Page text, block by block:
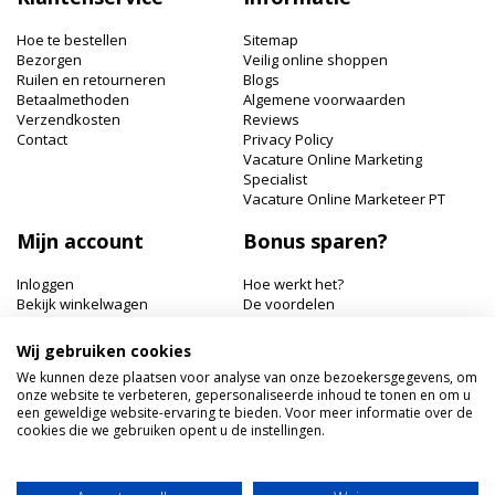
onze
Hoe te bestellen
Bezorgen
Ruilen en retourneren
Betaalmethoden
Verzendkosten
Contact
Sitemap
Veilig online shoppen
Blogs
Algemene voorwaarden
Reviews
Privacy Policy
Vacature Online Marketing
Specialist
Vacature Online Marketeer PT
Mijn account
Inloggen
Bekijk winkelwagen
Bonus sparen?
Hoe werkt het?
De voordelen
Hairworldshop.nl
Havik 41, 3811 EX Amersfoort
+31 033 462 41 40
BTW NL: NL001956496B19
Wij gebruiken cookies
We kunnen deze plaatsen voor analyse van onze bezoekersgegevens, om
onze website te verbeteren, gepersonaliseerde inhoud te tonen en om u
een geweldige website-ervaring te bieden. Voor meer informatie over de
cookies die we gebruiken opent u de instellingen.